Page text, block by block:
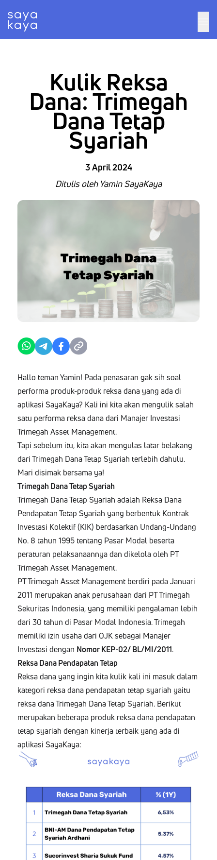
Kulik Reksa
Dana: Trimegah
Dana Tetap
Syariah
3 April 2024
Ditulis oleh Yamin SayaKaya
Hallo teman Yamin! Pada penasaran gak sih soal
performa produk-produk reksa dana yang ada di
aplikasi SayaKaya? Kali ini kita akan mengulik salah
satu performa reksa dana dari Manajer Investasi
Trimegah Asset Management.
Tapi sebelum itu, kita akan mengulas latar belakang
dari Trimegah Dana Tetap Syariah terlebih dahulu.
Mari disimak bersama ya!
Trimegah Dana Tetap Syariah
Trimegah Dana Tetap Syariah adalah Reksa Dana
Pendapatan Tetap Syariah yang berbentuk Kontrak
Investasi Kolektif (KIK) berdasarkan Undang-Undang
No. 8 tahun 1995 tentang Pasar Modal beserta
peraturan pelaksanaannya dan dikelola oleh PT
Trimegah Asset Management.
PT Trimegah Asset Management berdiri pada Januari
2011 merupakan anak perusahaan dari PT Trimegah
Sekuritas Indonesia, yang memiliki pengalaman lebih
dari 30 tahun di Pasar Modal Indonesia. Trimegah
memiliki izin usaha dari OJK sebagai Manajer
Investasi dengan Nomor KEP-02/ BL/MI/2011.
Reksa Dana Pendapatan Tetap
Reksa dana yang ingin kita kulik kali ini masuk dalam
kategori reksa dana pendapatan tetap syariah yaitu
reksa dana Trimegah Dana Tetap Syariah. Berikut
merupakan beberapa produk reksa dana pendapatan
tetap syariah dengan kinerja terbaik yang ada di
aplikasi SayaKaya: